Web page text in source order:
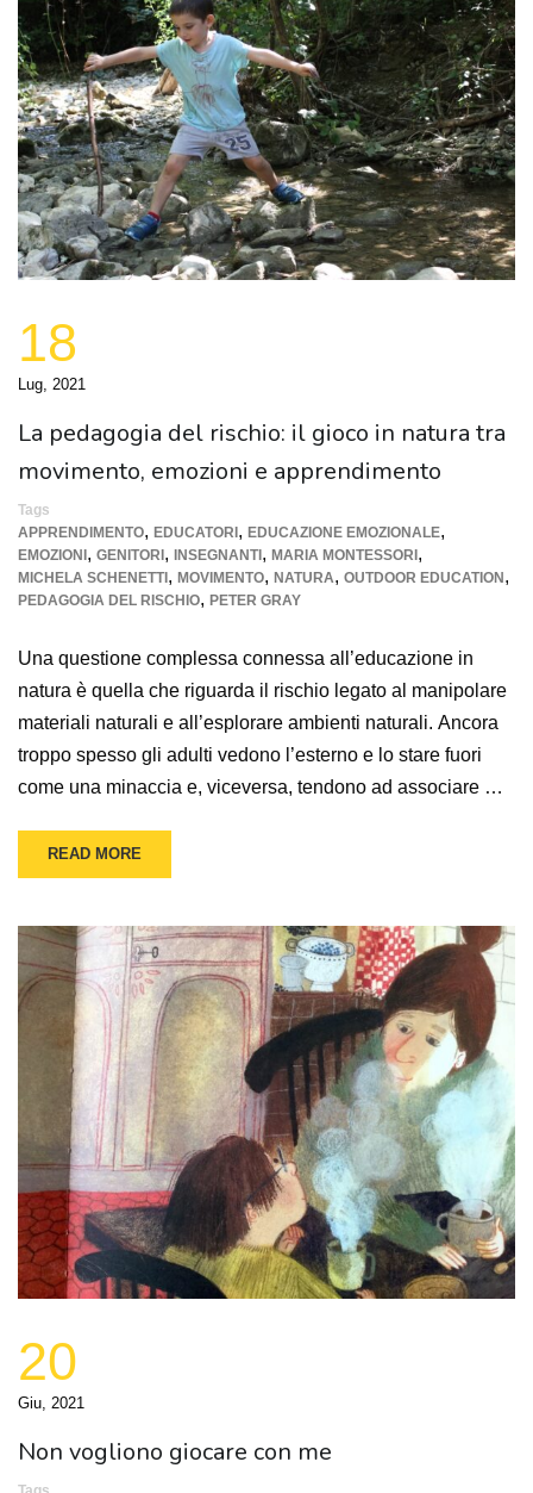
18
Lug, 2021
La pedagogia del rischio: il gioco in natura tra
movimento, emozioni e apprendimento
Tags
APPRENDIMENTO, EDUCATORI , EDUCAZIONE EMOZIONALE,
EMOZIONI , GENITORI , INSEGNANTI , MARIA MONTESSORI ,
MICHELA SCHENETTI , MOVIMENTO, NATURA, OUTDOOR EDUCATION ,
PEDAGOGIA DEL RISCHIO, PETER GRAY
Una questione complessa connessa all’educazione in
natura è quella che riguarda il rischio legato al manipolare
materiali naturali e all’esplorare ambienti naturali. Ancora
troppo spesso gli adulti vedono l’esterno e lo stare fuori
come una minaccia e, viceversa, tendono ad associare …
READ MORE
20
Giu, 2021
Non vogliono giocare con me